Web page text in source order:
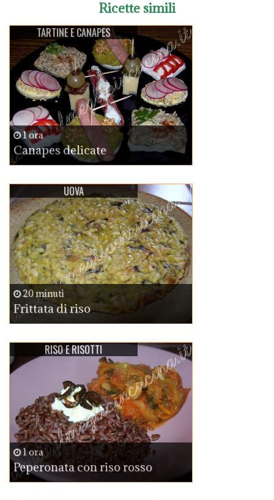
Ricette simili
TARTINE E CANAPES
1 ora
Canapes delicate
UOVA
20 minuti
Frittata di riso
RISO E RISOTTI
1 ora
Peperonata con riso rosso